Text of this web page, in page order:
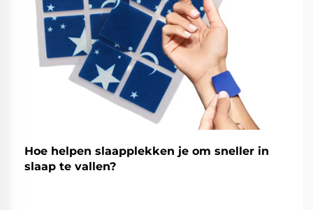
Hoe helpen slaapplekken je om sneller in
slaap te vallen?